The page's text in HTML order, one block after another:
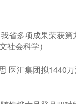
省多项成果荣获
社会科学）
医汇集团拟1440